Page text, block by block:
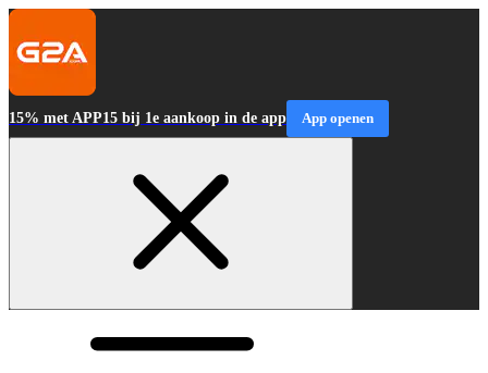
15% met APP15 bij 1e aankoop in de app App openen